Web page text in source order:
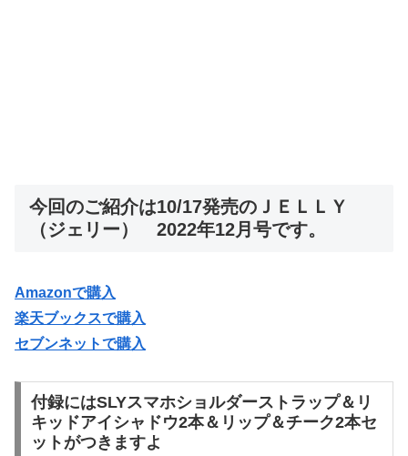
今回のご紹介は10/17発売のＪＥＬＬＹ
（ジェリー） 2022年12月号です。
Amazonで購入
楽天ブックスで購入
セブンネットで購入
付録にはSLYスマホショルダーストラップ＆リ
キッドアイシャドウ2本＆リップ＆チーク2本セ
ットがつきますよ